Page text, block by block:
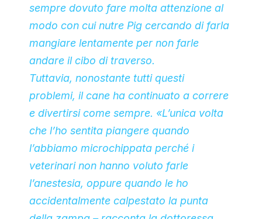
sempre dovuto fare molta attenzione al
modo con cui nutre Pig cercando di farla
mangiare lentamente per non farle
andare il cibo di traverso.
Tuttavia, nonostante tutti questi
problemi, il cane ha continuato a correre
e divertirsi come sempre. «L’unica volta
che l’ho sentita piangere quando
l’abbiamo microchippata perché i
veterinari non hanno voluto farle
l’anestesia, oppure quando le ho
accidentalmente calpestato la punta